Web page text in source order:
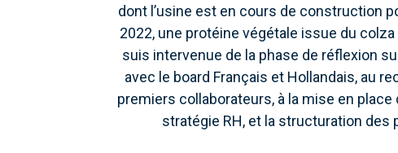
dont l’usine est en cours de construction
2022, une protéine végétale issue du colza
suis intervenue de la phase de réflexion
avec le board Français et Hollandais, au
premiers collaborateurs, à la mise en place
stratégie RH, et la structuration des